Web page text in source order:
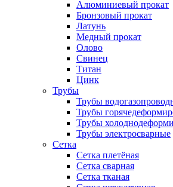
Алюминиевый прокат
Бронзовый прокат
Латунь
Медный прокат
Олово
Свинец
Титан
Цинк
Трубы
Трубы
Трубы
Трубы
Трубы электросварные
Сетка
Сетка плетёная
Сетка сварная
Сетка тканая